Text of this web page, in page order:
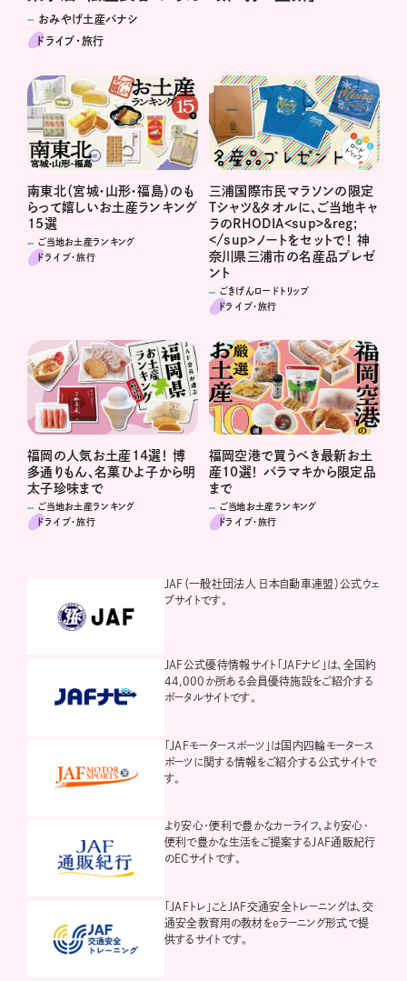
おみやげ土産バナシ
ドライブ･旅行
南東北（宮城・山形・福島）のも
らって嬉しいお土産ランキング
15選
ご当地お土産ランキング
ドライブ･旅行
三浦国際市民マラソンの限定
Tシャツ＆タオルに、ご当地キャ
ラのRHODIA<sup>&reg;
</sup>ノートをセットで！ 神
奈川県三浦市の名産品プレゼ
ント
ごきげんロードトリップ
ドライブ･旅行
福岡の人気お土産14選！ 博
多通りもん、名菓ひよ子から明
太子珍味まで
ご当地お土産ランキング
ドライブ･旅行
福岡空港で買うべき最新お土
産10選！ バラマキから限定品
まで
ご当地お土産ランキング
ドライブ･旅行
JAF（一般社団法人 日本自動車連盟）公式ウェ
ブサイトです。
JAF公式優待情報サイト「JAFナビ」は、全国約
44,000か所ある会員優待施設をご紹介する
ポータルサイトです。
「JAFモータースポーツ」は国内四輪モータース
ポーツに関する情報をご紹介する公式サイトで
す。
より安心・便利で豊かなカーライフ、より安心・
便利で豊かな生活をご提案するJAF通販紀行
のECサイトです。
「JAFトレ」ことJAF交通安全トレーニングは、交
通安全教育用の教材をeラーニング形式で提
供するサイトです。